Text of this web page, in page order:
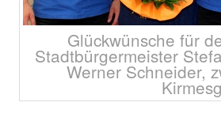
Glückwünsche für
Stadtbürgermeister
Werner Schneider,